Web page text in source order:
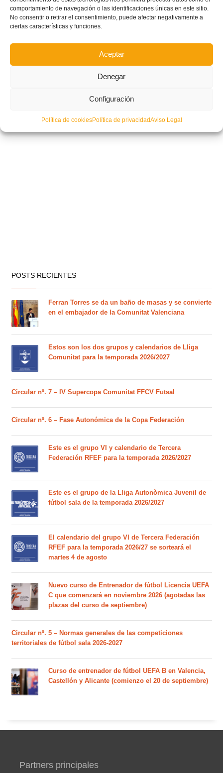
comportamiento de navegación o las identificaciones únicas en este sitio.
No consentir o retirar el consentimiento, puede afectar negativamente a
ciertas características y funciones.
Aceptar
Denegar
Configuración
Política de cookiesPolítica de privacidadAviso Legal
POSTS RECIENTES
Ferran Torres se da un baño de masas y se convierte
en el embajador de la Comunitat Valenciana
Estos son los dos grupos y calendarios de Lliga
Comunitat para la temporada 2026/2027
Circular nº. 7 – IV Supercopa Comunitat FFCV Futsal
Circular nº. 6 – Fase Autonómica de la Copa Federación
Este es el grupo VI y calendario de Tercera
Federación RFEF para la temporada 2026/2027
Este es el grupo de la Lliga Autonòmica Juvenil de
fútbol sala de la temporada 2026/2027
El calendario del grupo VI de Tercera Federación
RFEF para la temporada 2026/27 se sorteará el
martes 4 de agosto
Nuevo curso de Entrenador de fútbol Licencia UEFA
C que comenzará en noviembre 2026 (agotadas las
plazas del curso de septiembre)
Circular nº. 5 – Normas generales de las competiciones
territoriales de fútbol sala 2026-2027
Curso de entrenador de fútbol UEFA B en Valencia,
Castellón y Alicante (comienzo el 20 de septiembre)
Partners principales